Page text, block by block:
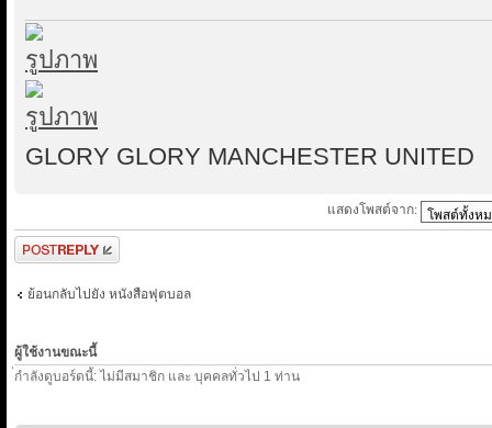
GLORY GLORY MANCHESTER UNITED
แสดงโพสต์จาก:
ตอบกระทู้
ย้อนกลับไปยัง หนังสือฟุตบอล
ผู้ใช้งานขณะนี้
่กำลังดูบอร์ดนี้: ไม่มีสมาชิก และ บุคคลทั่วไป 1 ท่าน